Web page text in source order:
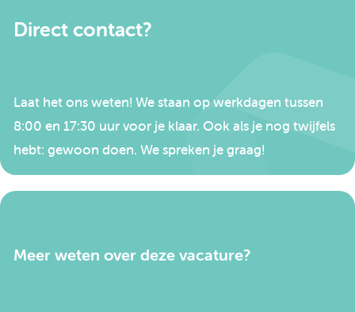
Direct contact?
Laat het ons weten! We staan op werkdagen tussen
8:00 en 17:30 uur voor je klaar. Ook als je nog twijfels
hebt: gewoon doen. We spreken je graag!
Meer weten over deze vacature?